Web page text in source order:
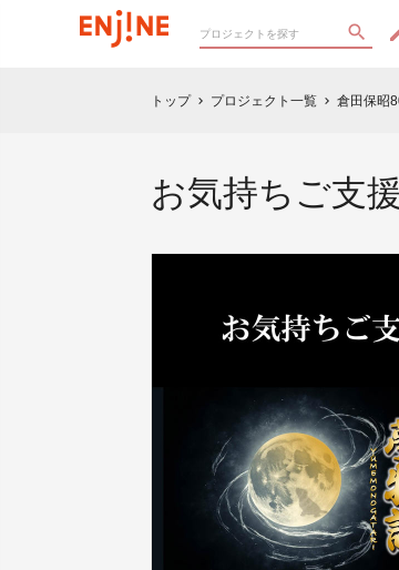
トップ chevron_right プロジェクト一覧 chevron_right 倉田保昭
お気持ちご支援